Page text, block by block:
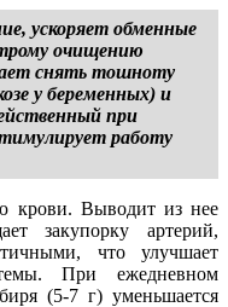
ускоряет обменные
очищению
снять тошноту
у беременных) и
при
работу
крови. Выводит из нее
закупорку артерий,
что улучшает
При ежедневном
(5-7 г) уменьшается